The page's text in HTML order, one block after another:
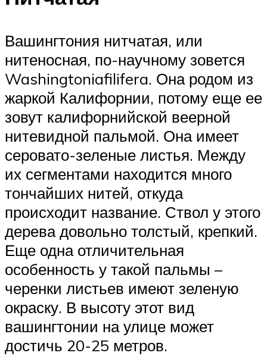
Вашингтония нитчатая, или
нитеносная, по-научному зовется
Washingtoniafilifera. Она родом из
жаркой Калифорнии, потому еще ее
зовут калифорнийской веерной
нитевидной пальмой. Она имеет
серовато-зеленые листья. Между
их сегментами находится много
тончайших нитей, откуда
происходит название. Ствол у этого
дерева довольно толстый, крепкий.
Еще одна отличительная
особенность у такой пальмы –
черенки листьев имеют зеленую
окраску. В высоту этот вид
вашингтонии на улице может
достичь 20-25 метров.